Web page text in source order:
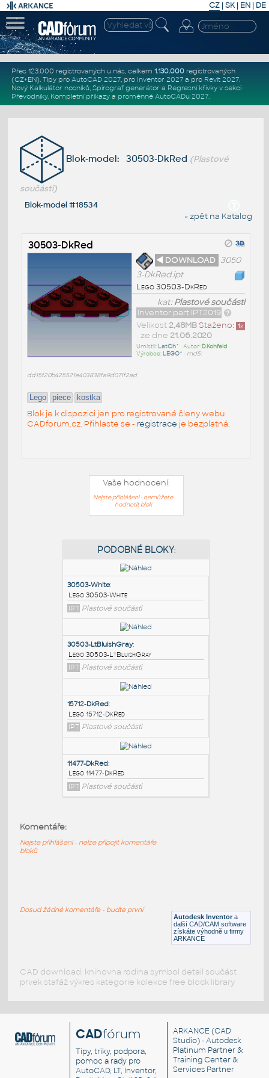
CZ | SK| EN | DE
Přes 123.000 registrovaných u nás, celkem 1.130.000registrovaných
(CZ+EN). Tipy pro AutoCAD 2027, pro Inventor 2027a pro Revit 2027.
Nový Kalkulátor nosníků, Spirograf generátor a Regresní křivkyv sekci
Převodníky. Kompletní příkazya proměnné AutoCADu 2027.
Blok-model: 30503-DkRed (Plastové
součásti)
Blok-model #18534
« zpět na Katalog
30503-DkRed
◄ DOWNLOAD 3050
3-DkRed.ipt
Lego 30503-DkRed
kat:Plastové součásti
Inventor part IPT2019
Staženo: 1x
Velikost 2,48MB
• ze dne 21.06.2020
Umístil: LatCh^ • Autor: D.Kohfeld•
Výrobce: LEGO^ • md5:
dd15f20b425521e403838fa9d071f2ad
Lego piece kostka
Blok je k dispozici jen pro registrované členy webu
CADforum.cz. Přihlaste se - registrace je bezplatná.
Vaše hodnocení:
Nejste přihlášeni - nemůžete
hodnotit blok
PODOBNÉ BLOKY
30503-White:
Lego 30503-White
IPT Plastové součásti
30503-LtBluishGray:
Lego 30503-LtBluishGray
IPT Plastové součásti
Lego 15712-DkRed
Lego 11477-DkRed
Autodesk Inventor a
další CAD/CAM software
získáte výhodně u firmy
ARKANCE
Komentáře:
Nejste přihlášeni - nelze připojit komentáře
bloků
Dosud žádné komentáře - buďte první
CAD download: knihovna rodina symbol detail součást
prvek stafáž výkres kategorie kolekce free block library
CADfórum
Tipy, triky, podpora,
pomoc a rady pro
AutoCAD, LT, Inventor,
ARKANCE (CAD
Studio) - Autodesk
Platinum Partner &
Training Center &
Services Partner